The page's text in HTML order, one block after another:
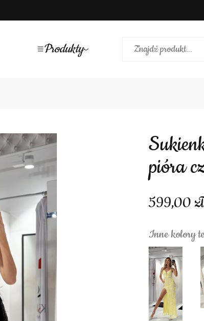
Produkty
Sukienka długa cekinowa ramiączka
pióra
599,00
Inne kolory